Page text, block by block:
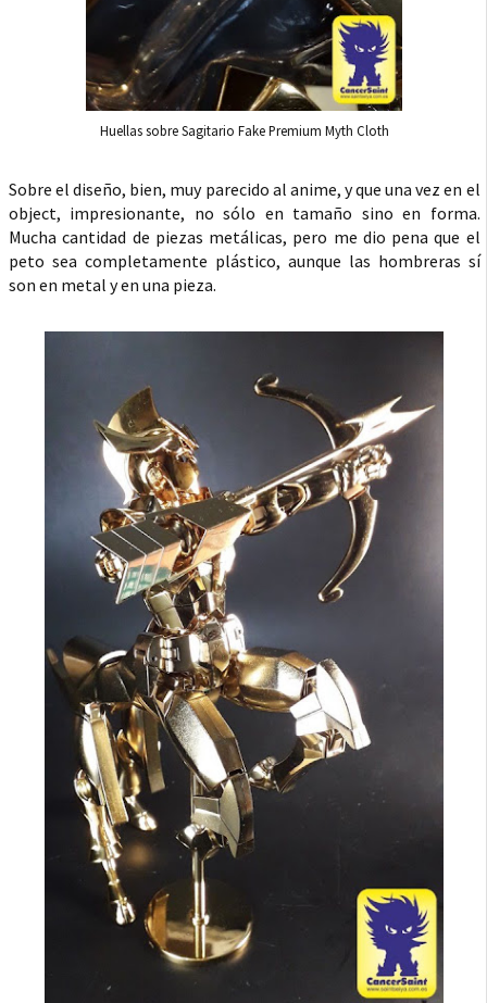
Huellas sobre Sagitario Fake Premium Myth Cloth
Sobre el diseño, bien, muy parecido al anime, y que una vez en el
object, impresionante, no sólo en tamaño sino en forma.
Mucha cantidad de piezas metálicas, pero me dio pena que el
peto sea completamente plástico, aunque las hombreras sí
son en metal y en una pieza.